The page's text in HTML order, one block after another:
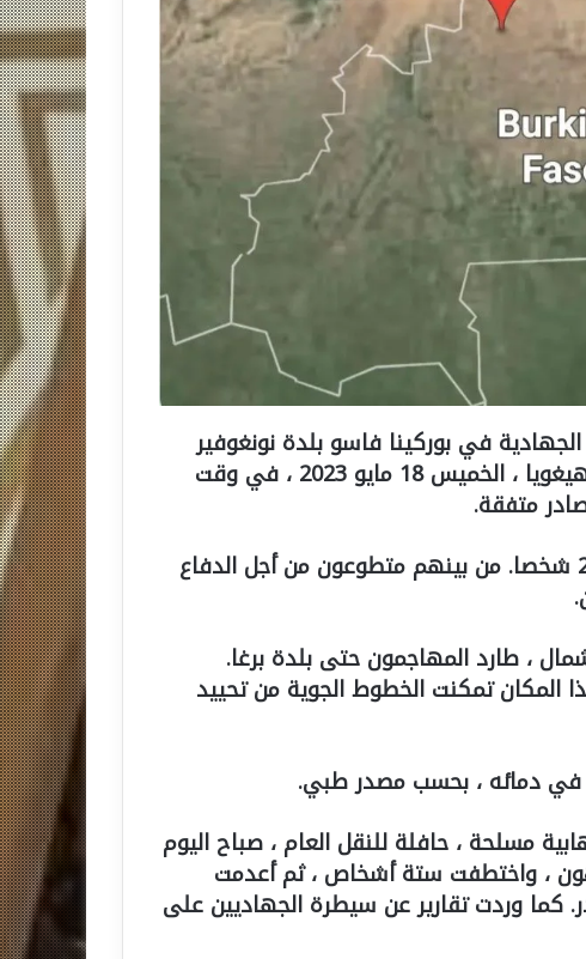
في بوركينا فاسو بلدة نونغوفير
الواقعة على بعد 35 كيلومترًا جنوب شرق أوهيغويا ، الخميس 18 مايو 2023 ، في وقت
متفقة.
وحددت مصادر محلية حصيلة مؤقتة لقتلى 28 شخصا. من بينهم متطوعون من أجل الدفاع
، طارد المهاجمون حتى بلدة برغا.
المكان تمكنت الخطوط الجوية من تحييد
في دمائه ، بحسب مصدر طبي.
مسلحة ، حافلة للنقل العام ، صباح اليوم
، واختطفت ستة أشخاص ، ثم أعدمت
وردت تقارير عن سيطرة الجهاديين على